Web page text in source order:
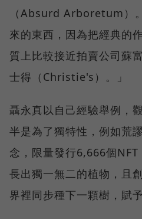
（Absurd Arboretum）
來的東西，因為把經典的
質上比較接近拍賣公司蘇
士得（Christie's）。」
聶永真以自己經驗舉例，
半是為了獨特性，例如荒
念，限量發行6,666個
長出獨一無二的植物，且
界裡同步種下一顆樹，賦